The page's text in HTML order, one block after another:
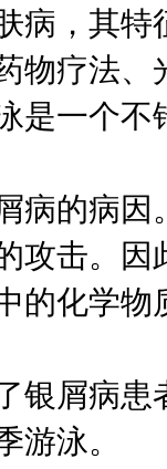
病，其
物疗法
是一个
病的病
攻击。
的化学
银屑病
游泳。